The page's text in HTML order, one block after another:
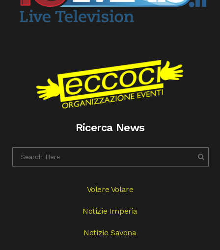
Ricerca News
Volere Volare
Notizie Imperia
Notizie Savona